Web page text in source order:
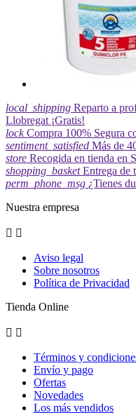
local_shipping Reparto a
Llobregat ¡Gratis!
lock Compra 100% Segura
sentiment_satisfied Más de
store Recogida en tienda en
shopping_basket Entrega de
perm_phone_msg ¿Tienes
Nuestra empresa
 
Aviso legal
Sobre nosotros
Política de Privacidad
Tienda Online
 
Términos y
Envío y pago
Ofertas
Novedades
Los más vendidos